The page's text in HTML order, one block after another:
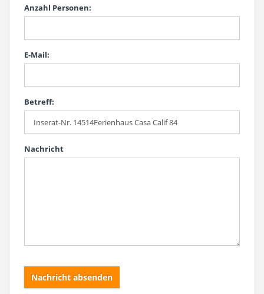
Anzahl Personen:
E-Mail:
Betreff:
Nachricht
Nachricht absenden